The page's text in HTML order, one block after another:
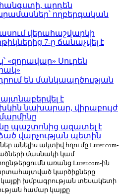
հանգստի, արդեն
ողբերգական
վերահաշվարկի
7-ը ճանաչվել է
Սուրեն
են մանկապղծության
է
նախարար, վիրաբույժ
պաշտոնից ազատել է
վարչության պետին
անելիս ակտիվ հղումը Lurer.com-
մասնակի կամ
առանց Lurer.com-ին
կարծիքները
խմբագրության տեսակետի
համար կայքը